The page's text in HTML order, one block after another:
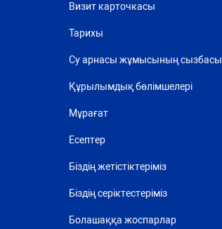
Визит карточкасы
Тарихы
Су арнасы жұмысының сызбасы
Құрылымдық бөлімшелері
Мұрағат
Есептер
Біздің жетістіктеріміз
Біздің серіктестеріміз
Болашаққа жоспарлар